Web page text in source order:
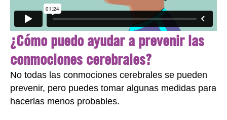
¿Cómo puedo ayudar a prevenir las
conmociones cerebrales?
No todas las conmociones cerebrales se pueden
prevenir, pero puedes tomar algunas medidas para
hacerlas menos probables.